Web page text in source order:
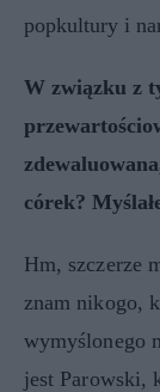
popkultury i
W związku z
córek?
Hm, szczerze
znam nikogo,
wymyślonego
jest Parowski,